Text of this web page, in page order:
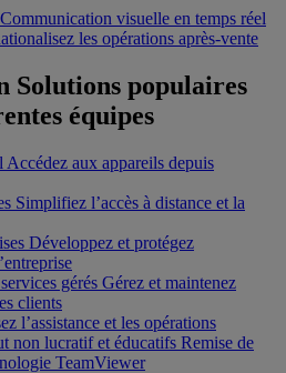
Communication visuelle en temps réel
les opérations après-vente
Solutions populaires
équipes
Accédez aux appareils depuis
Simplifiez l’accès à distance et la
Développez et protégez
gérés Gérez et maintenez
clients
l’assistance et les opérations
non lucratif et éducatifs Remise de
TeamViewer